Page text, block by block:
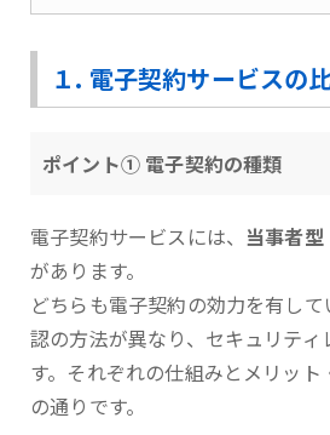
１. 電子契約サービスの
ポイント① 電子契約の種類
電子契約サービスには、 当事者
があります。
どちらも電子契約の効力を有し
認の方法が異なり、セキュリティ
す。それぞれの仕組みとメリッ
の通りです。